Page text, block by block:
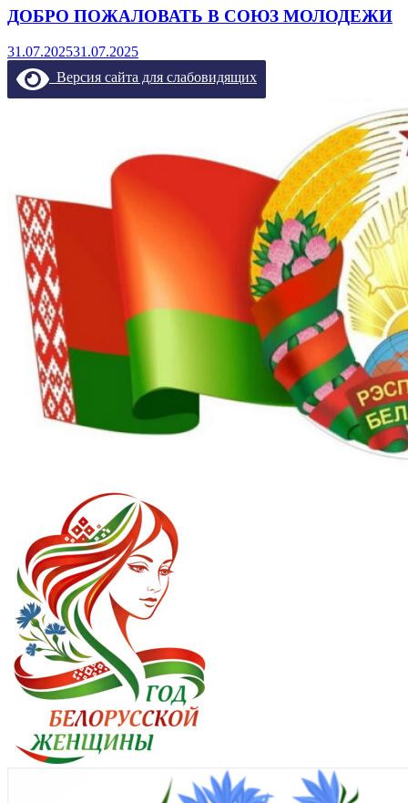
ДОБРО ПОЖАЛОВАТЬ В СОЮЗ МОЛОДЕЖИ
31.07.202531.07.2025
Версия сайта для слабовидящих